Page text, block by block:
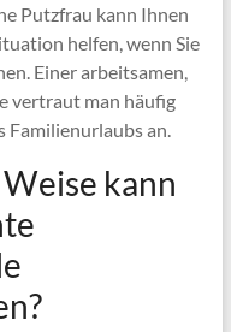
Putzfrau kann Ihnen
helfen, wenn Sie
Einer arbeitsamen,
vertraut man häufig
Familienurlaubs an.
kann